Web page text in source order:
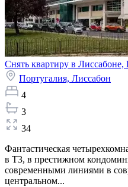
Снять квартиру в Лиссабоне,
Португалия, Лиссабон
4
3
34
Фантастическая
в T3, в престижном
современными линиями в
центральном...